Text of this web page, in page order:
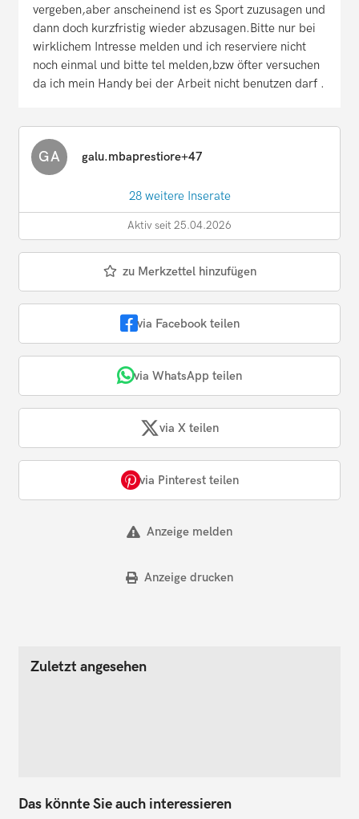
vergeben,aber anscheinend ist es Sport zuzusagen und
dann doch kurzfristig wieder abzusagen.Bitte nur bei
wirklichem Intresse melden und ich reserviere nicht
noch einmal und bitte tel melden,bzw öfter versuchen
da ich mein Handy bei der Arbeit nicht benutzen darf .
GA galu.mbaprestiore+47
28 weitere Inserate
Aktiv seit 25.04.2026
zu Merkzettel hinzufügen
via Facebook teilen
via WhatsApp teilen
via X teilen
via Pinterest teilen
Anzeige melden
Anzeige drucken
Zuletzt angesehen
Das könnte Sie auch interessieren